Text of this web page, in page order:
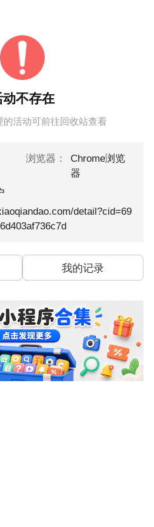
动不存在
的活动可前往回收站查看
浏览器：
Chrome浏览
器
detail?cid=69
我的记录